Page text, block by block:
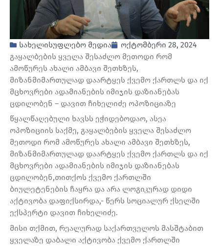
სახელისუფლებო მედია
ოქტომბერი 28, 2024
გაყალბების ყველა შესაძლო მეთოდი რომ
ამოწურეს ახალი ამბავი შეთხზეს,
მიზანმიმართულად დაარტყეს ქვემო ქართლს და იქ
მცხოვრები ადამიანების იმიჯის დაზიანებას
ცდილობენ – დავით ჩიხელიძე ოპოზიციაზე
წყალწაღებული ხავსს ეჭიდებოდაო, ასეა
ოპოზიციის საქმე, გაყალბების ყველა შესაძლო
მეთოდი რომ ამოწურეს ახალი ამბავი შეთხზეს,
მიზანმიმართულად დაარტყეს ქვემო ქართლს და იქ
მცხოვრები ადამიანების იმიჯის დაზიანებას
ცდილობენ,თითქოს ქვემო ქართლში
ბიულეტენების ჩაყრა და არა ლოგიკურად დიდი
აქტივობა დაფიქსირდა,- წერს სოციალურ ქსელში
ექსპერტი დავით ჩიხელიძე.
მისი თქმით, რეალურად საქართველოს მასშტაბით
ყველაზე დაბალი აქტივობა ქვემო ქართლში